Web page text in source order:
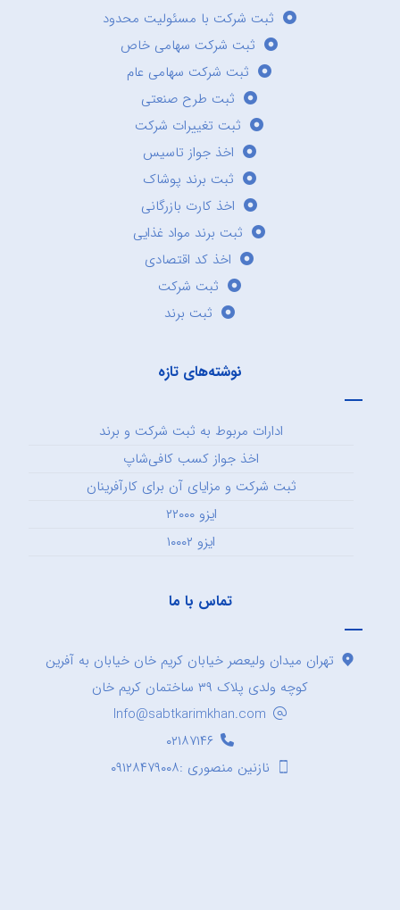
ثبت شرکت با مسئولیت محدود
ثبت شرکت سهامی خاص
ثبت شرکت سهامی عام
ثبت طرح صنعتی
ثبت تغییرات شرکت
اخذ جواز تاسیس
ثبت برند پوشاک
اخذ کارت بازرگانی
ثبت برند مواد غذایی
اخذ کد اقتصادی
ثبت شرکت
ثبت برند
نوشته‌های تازه
ادارات مربوط به ثبت شرکت و برند
اخذ جواز کسب کافی‌شاپ
ثبت شرکت و مزایای آن برای کارآفرینان
ایزو ۲۲۰۰۰
ایزو ۱۰۰۰۲
تماس با ما
تهران میدان ولیعصر خیابان کریم خان خیابان به آفرین
کوچه ولدی پلاک ۳۹ ساختمان کریم خان
Info@sabtkarimkhan.com
۰۲۱۸۷۱۴۶
نازنین منصوری :۰۹۱۲۸۴۷۹۰۰۸